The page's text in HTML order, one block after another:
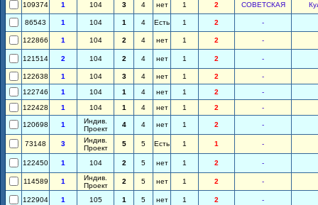
109374 1 104 3 4 нет 1 2 СОВЕТСКАЯ
86543 1 104 1 4 Есть 1 2 -
122866 1 104 2 4 нет 1 2 -
121514 2 104 2 4 нет 1 2 -
122638 1 104 3 4 нет 1 2
-
122746
1 104 1 4 нет 1 2
-
122428
1 104 1 4 нет 1 2 -
120698 1
Индив.
Проект
4 4 нет 1 2 -
73148 3
Индив.
Проект
5 5 Есть 1 1 -
122450 1 104 2 5 нет 1 2 -
114589 1
Индив.
Проект
2 5 нет 1 2 -
122904 1 105 1 5 нет 1 2 -